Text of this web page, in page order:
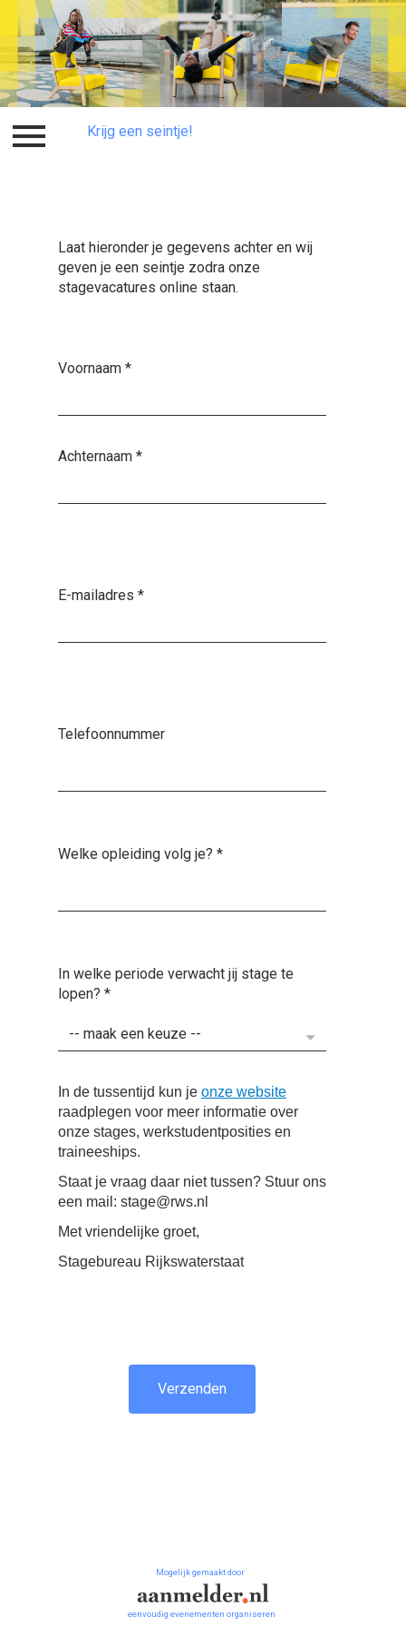
Inloggen
Krijg een seintje!
Laat hieronder je gegevens achter en wij
geven je een seintje zodra onze
stagevacatures online staan.
Voornaam *
Achternaam *
E-mailadres *
Telefoonnummer
Welke opleiding volg je? *
In welke periode verwacht jij stage te
lopen? *
In de tussentijd kun je onze website
raadplegen voor meer informatie over
onze stages, werkstudentposities en
traineeships.
Staat je vraag daar niet tussen? Stuur ons
een mail: stage@rws.nl
Met vriendelijke groet,
Stagebureau Rijkswaterstaat
Verzenden
Mogelijk gemaakt door
eenvoudig evenementen organiseren